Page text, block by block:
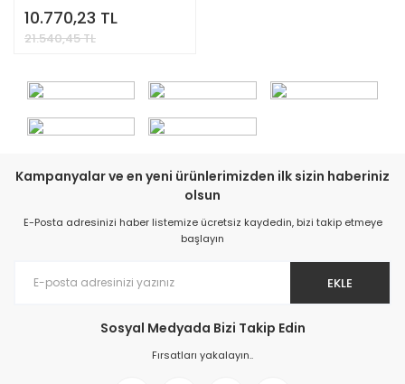
10.770,23 TL
21.540,45 TL
Kampanyalar ve en yeni ürünlerimizden ilk sizin haberiniz
olsun
E-Posta adresinizi haber listemize ücretsiz kaydedin, bizi takip etmeye
başlayın
EKLE
Sosyal Medyada Bizi Takip Edin
Fırsatları yakalayın..